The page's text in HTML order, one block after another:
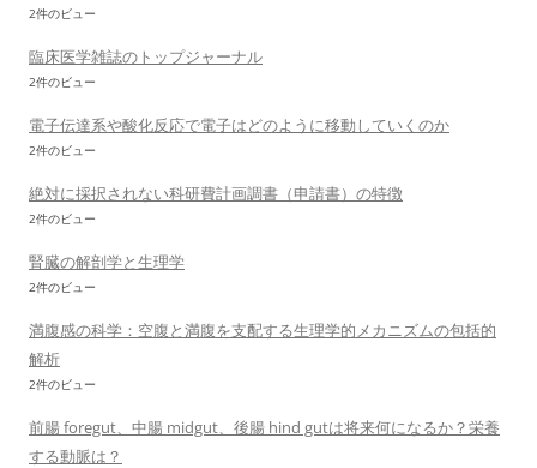
2件のビュー
臨床医学雑誌のトップジャーナル
2件のビュー
電子伝達系や酸化反応で電子はどのように移動していくのか
2件のビュー
絶対に採択されない科研費計画調書（申請書）の特徴
2件のビュー
腎臓の解剖学と生理学
2件のビュー
満腹感の科学：空腹と満腹を支配する生理学的メカニズムの包括的
解析
2件のビュー
前腸 foregut、中腸 midgut、後腸 hind gutは将来何になるか？栄養
する動脈は？